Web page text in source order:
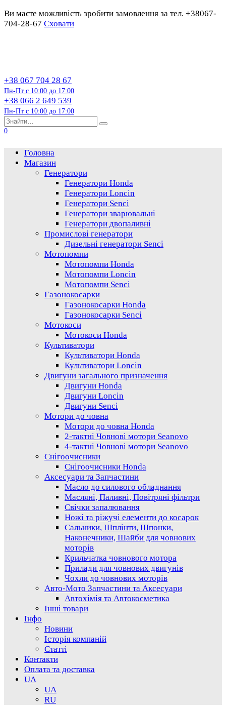
Ви маєте можливість зробити замовлення за тел. +38067-
704-28-67 Сховати
+38 067 704 28 67
Пн-Пт с 10:00 до 17:00
+38 066 2 649 539
Пн-Пт с 10:00 до 17:00
Пошук…
0
Головна
Магазин
Генератори
Генератори Honda
Генератори Loncin
Генератори Senci
Генератори зварювальні
Генератори двопаливні
Промислові генератори
Дизельні генератори Senci
Мотопомпи
Мотопомпи Honda
Мотопомпи Loncin
Мотопомпи Senci
Газонокосарки
Газонокосарки Honda
Газонокосарки Senci
Мотокоси
Мотокоси Honda
Культиватори
Культиватори Honda
Культиватори Loncin
Двигуни загального призначення
Двигуни Honda
Двигуни Loncin
Двигуни Senci
Мотори до човна
Мотори до човна Honda
2-тактні Човнові мотори Seanovo
4-тактні Човнові мотори Seanovo
Снігоочисники
Снігоочисники Honda
Аксесуари та Запчастини
Масло до силового обладнання
Масляні, Паливні, Повітряні фільтри
Свічки запалювання
Ножі та ріжучі елементи до косарок
Сальники, Шплінти, Шпонки,
Наконечники, Шайби для човнових
моторів
Крильчатка човнового мотора
Прилади для човнових двигунів
Чохли до човнових моторів
Авто-Мото Запчастини та Аксесуари
Автохімія та Автокосметика
Інші товари
Інфо
Новини
Історія компаній
Статті
Контакти
Оплата та доставка
UA
UA
RU